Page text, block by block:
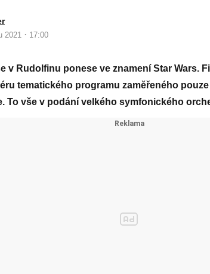
2021 · 17:00
v Rudolfinu ponese ve znamení Star Wars.
tematického programu zaměřeného
To vše v podání velkého symfonického